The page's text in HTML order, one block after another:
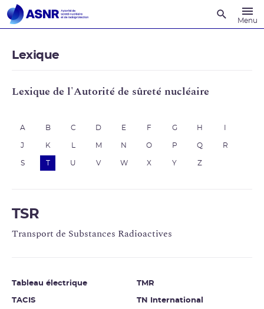
Menu
Lexique
Lexique de l'Autorité de sûreté nucléaire
A B C D E F G H
J K M N O P Q R
S U V W X Y Z
TSR
Transport de Substances Radioactives
Tableau électrique
TACIS
TMR
TN International